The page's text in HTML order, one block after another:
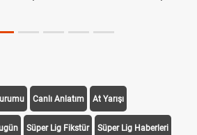
Canlı Anlatım At Yarışı
Süper Lig Fikstür Süper Lig Haberleri